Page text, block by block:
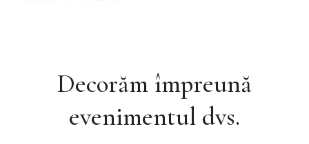
Decorăm împreună
evenimentul dvs.